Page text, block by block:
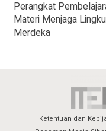
Perangkat
Materi Menjaga
Merdeka
Ketentuan dan